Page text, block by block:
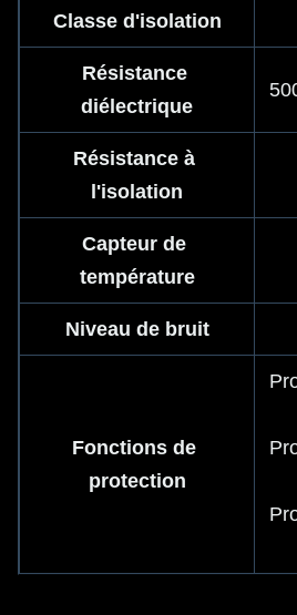
Classe d'isolation
Résistance
diélectrique
Résistance à
l'isolation
Capteur de
température
Niveau de bruit
Fonctions de
protection